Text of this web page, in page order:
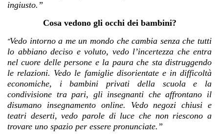
ingiusto.”
Cosa vedono gli occhi dei bambini?
“Vedo intorno a me un mondo che cambia senza che tutti
lo abbiano deciso e voluto, vedo l’incertezza che entra
nel cuore delle persone e la paura che sta distruggendo
le relazioni. Vedo le famiglie disorientate e in difficoltà
economiche, i bambini privati della scuola e la
condivisione tra pari, gli insegnanti che affrontano il
disumano insegnamento online. Vedo negozi chiusi e
teatri deserti, vedo parole di luce che non riescono a
trovare uno spazio per essere pronunciate.”